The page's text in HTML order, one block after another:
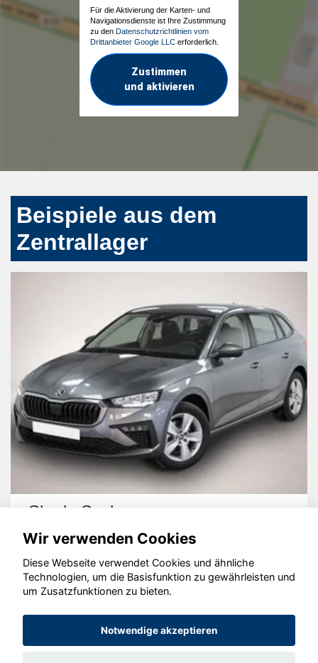
Für die Aktivierung der Karten- und
Navigationsdienste ist Ihre Zustimmung
zu den Datenschutzrichtlinien vom
Drittanbieter Google LLC erforderlich.
Zustimmen
und aktivieren
Beispiele aus dem
Zentrallager
Peugeot
© konjunkturmotor.de GmbH 2020 - 2026
Wir verwenden Cookies
Diese Webseite verwendet Cookies und ähnliche
Technologien, um die Basisfunktion zu gewährleisten und
um Zusatzfunktionen zu bieten.
Notwendige akzeptieren